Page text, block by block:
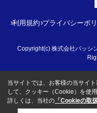
利用規約 プライバシーポ
Copyright(c) 株式会社パッシ
当サイトでは、お客様の当サイ
して、クッキー（Cookie）を使用
詳しくは、当社の 「Cookieの取